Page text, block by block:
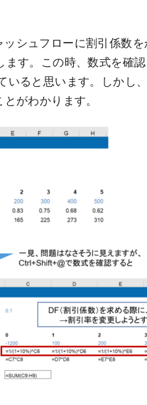
シュフローに割引係数
す。この時、数式を確
いると思います。しかし
がわかります。